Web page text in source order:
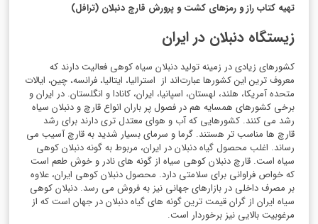
تهیه کتاب راز و رمزهای کشت و پرورش قارچ دنبلان (ترافل)
زیستگاه دنبلان در ایران
کشورهای زیادی در زمینه تولید دنبلان سیاه کوهی فعالیت دارند که
معروف ترین این کشورها عبارت‌اند از استرالیا، ایتالیا، فرانسه، چین، ایالات
متحده آمریکا، هلند، لهستان، اسپانیا، ایران، کانادا و انگلستان. در ایران و
برخی کشورهای همسایه هم در فصول پر باران انواع قارچ و دنبلان سیاه
رشد می کنند. کشورهایی که آب و هوای معتدل تری دارند برای رشد
قارچ ها مناسب تر هستند. گرما و سرمای بسیار شدید به قارچ آسیب می
رساند. اغلب محصول گیاه دنبلان در ایران، مربوط به گونه دنبلان کوهی
سیاه است. قارچ دنبلان کوهی سیاه از گونه های نادر و خوش طعم است
که خواص فراوانی برای سلامتی دارد. محصول دنبلان کوهی ایران، علاوه
بر مصرف داخلی در بازارهای جهانی نیز به فروش می رسد. دنبلان کوهی
سیاه ایران از گران قیمت ترین گونه های گیاه دنبلان در جهان است که از
مرغوبیت بالایی نیز برخوردار است.